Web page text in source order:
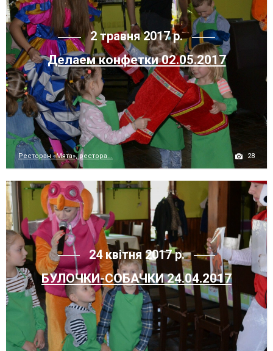
2 травня 2017 р.
Делаем конфетки 02.05.2017
Ресторан «Мята», рестора... 28
24 квітня 2017 р.
БУЛОЧКИ-СОБАЧКИ 24.04.2017